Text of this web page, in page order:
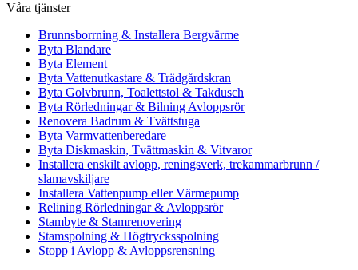
Våra tjänster
Brunnsborrning & Installera Bergvärme
Byta Blandare
Byta Element
Byta Vattenutkastare & Trädgårdskran
Byta Golvbrunn, Toalettstol & Takdusch
Byta Rörledningar & Bilning Avloppsrör
Renovera Badrum & Tvättstuga
Byta Varmvattenberedare
Byta Diskmaskin, Tvättmaskin & Vitvaror
Installera enskilt avlopp, reningsverk, trekammarbrunn /
slamavskiljare
Installera Vattenpump eller Värmepump
Relining Rörledningar & Avloppsrör
Stambyte & Stamrenovering
Stamspolning & Högtrycksspolning
Stopp i Avlopp & Avloppsrensning